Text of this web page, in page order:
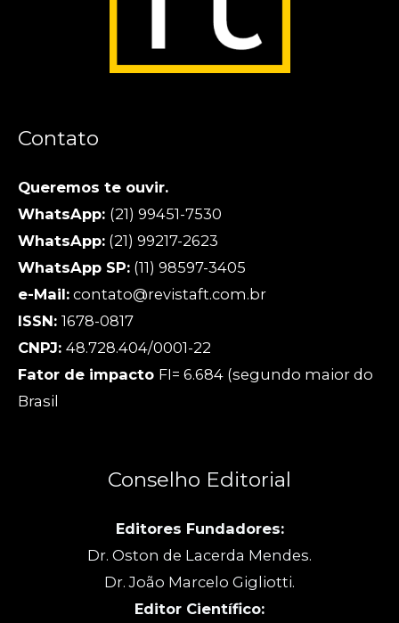
Contato
Queremos te ouvir.
WhatsApp: (21) 99451-7530
WhatsApp: (21) 99217-2623
WhatsApp SP: (11) 98597-3405
e-Mail: contato@revistaft.com.br
ISSN: 1678-0817
CNPJ: 48.728.404/0001-22
Fator de impacto FI= 6.684 (segundo maior do
Brasil
Conselho Editorial
Editores Fundadores:
Dr. Oston de Lacerda Mendes.
Dr. João Marcelo Gigliotti.
Editor Científico: